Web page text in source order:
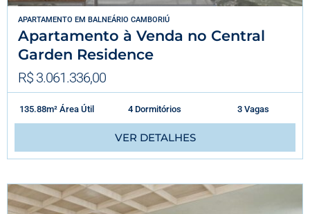
APARTAMENTO EM BALNEÁRIO CAMBORIÚ
Apartamento à Venda no Central
Garden Residence
R$ 3.061.336,00
135.88m² Área Útil 4 Dormitórios 3 Vagas
VER DETALHES